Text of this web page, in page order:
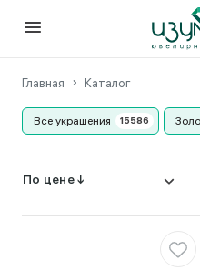
Главная Каталог
Все украшения